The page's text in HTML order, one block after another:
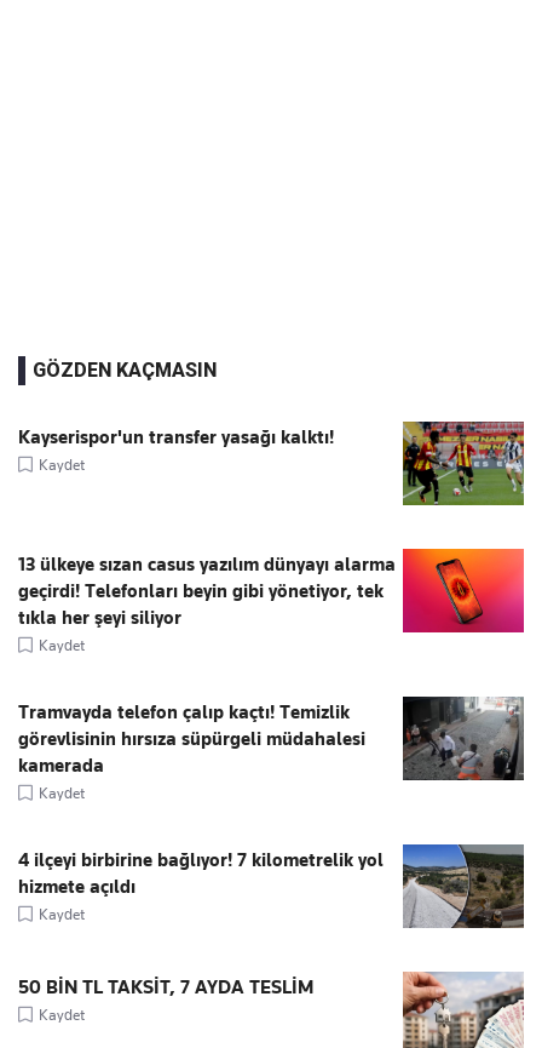
GÖZDEN KAÇMASIN
Kayserispor'un transfer yasağı kalktı!
Kaydet
13 ülkeye sızan casus yazılım dünyayı alarma
geçirdi! Telefonları beyin gibi yönetiyor, tek
tıkla her şeyi siliyor
Kaydet
Tramvayda telefon çalıp kaçtı! Temizlik
görevlisinin hırsıza süpürgeli müdahalesi
kamerada
Kaydet
4 ilçeyi birbirine bağlıyor! 7 kilometrelik yol
hizmete açıldı
Kaydet
50 BİN TL TAKSİT, 7 AYDA TESLİM
Kaydet